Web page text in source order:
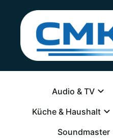
Audio & TV
Küche & Haushalt
Soundmaster